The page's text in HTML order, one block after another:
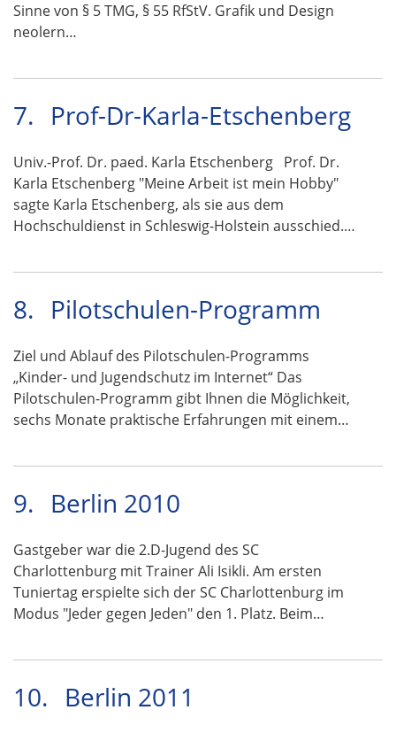
Sinne von § 5 TMG, § 55 RfStV. Grafik und Design
neolern…
7. Prof-Dr-Karla-Etschenberg
Univ.-Prof. Dr. paed. Karla Etschenberg Prof. Dr.
Karla Etschenberg "Meine Arbeit ist mein Hobby"
sagte Karla Etschenberg, als sie aus dem
Hochschuldienst in Schleswig-Holstein ausschied.…
8. Pilotschulen-Programm
Ziel und Ablauf des Pilotschulen-Programms
„Kinder- und Jugendschutz im Internet“ Das
Pilotschulen-Programm gibt Ihnen die Möglichkeit,
sechs Monate praktische Erfahrungen mit einem…
9. Berlin 2010
Gastgeber war die 2.D-Jugend des SC
Charlottenburg mit Trainer Ali Isikli. Am ersten
Tuniertag erspielte sich der SC Charlottenburg im
Modus "Jeder gegen Jeden" den 1. Platz. Beim…
10. Berlin 2011